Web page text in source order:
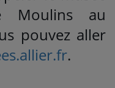
Moulins au
pouvez aller
.